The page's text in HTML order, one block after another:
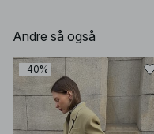
Andre så også
-40%